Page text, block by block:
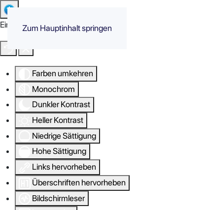
Eingabehilfen öffnen
Farben umkehren
Monochrom
Dunkler Kontrast
Heller Kontrast
Niedrige Sättigung
Hohe Sättigung
Links hervorheben
Überschriften hervorheben
Bildschirmleser
Zum Hauptinhalt springen